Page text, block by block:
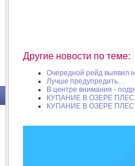
Другие новости по теме:
Очередной рейд выявил
Лучше предупредить…
В центре внимания -
КУПАНИЕ В ОЗЕРЕ
КУПАНИЕ В ОЗЕРЕ